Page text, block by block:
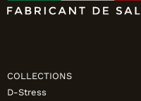
COLLECTIONS
D-Stress